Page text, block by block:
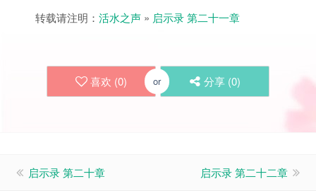
转载请注明： 活水之声 » 启示录 第二十一章
喜欢 (0) or 分享 (0)
启示录 第二十章 启示录 第二十二章